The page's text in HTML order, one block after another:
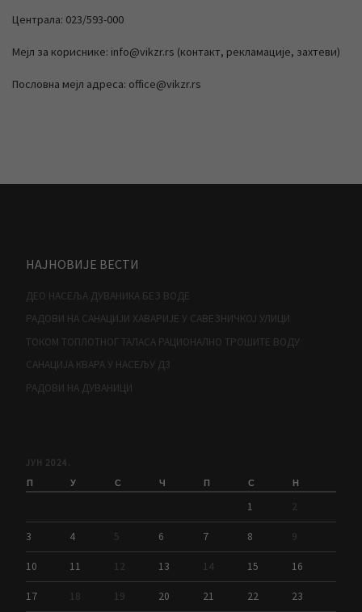
Централа: 023/593-000
Мејл за кориснике: info@vikzr.rs (контакт, рекламације, захтеви)
Пословна мејл адреса: office@vikzr.rs
НАЈНОВИЈЕ ВЕСТИ
ДЕО НАСЕЉА ДУВАНИКА БЕЗ ВОДЕ
РАДОВИ НА САНАЦИЈИ ХАВАРИЈЕ У САВЕЗНИЧКОЈ УЛИЦИ
ТОКОМ ТОПЛОТНОГ ТАЛАСА РАЦИОНАЛНО ТРОШИТЕ ВОДУ
САНАЦИЈА КВАРА У НАСЕЉУ Д3
РАДОВИ НА ДУВАНИЦИ
ЈУН 2024.
П У С Ч П С Н
1 2
3 4 5 6 7 8 9
10 11 12 13 14 15 16
17 18 19 20 21 22 23